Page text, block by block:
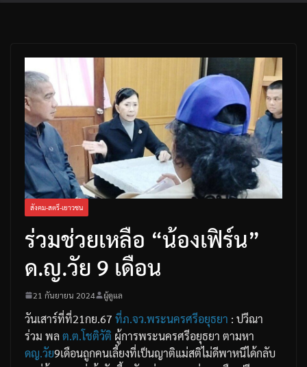
สังคม-สตรี-เยาวชน
ร่วมช่วยเหลือ “น้องเฟิร์น”
ด.ญ.วัย 9 เดือน
21 กันยายน 2024 ผู้ดูแล
วันเสาร์ที่ที่21กย.67 ที่ภ.จว.พระนครศรีอยุธยา : ปวีณา
ร่วม พล ต.ต.โชติวัติ ผู้การพระนครศรีอยุธยา ตามหา
ดญ.วัย9เดือนถูกคนเลี้ยงที่เป็นญาติแม่สติไม่ดีพาหนีได้กลับ